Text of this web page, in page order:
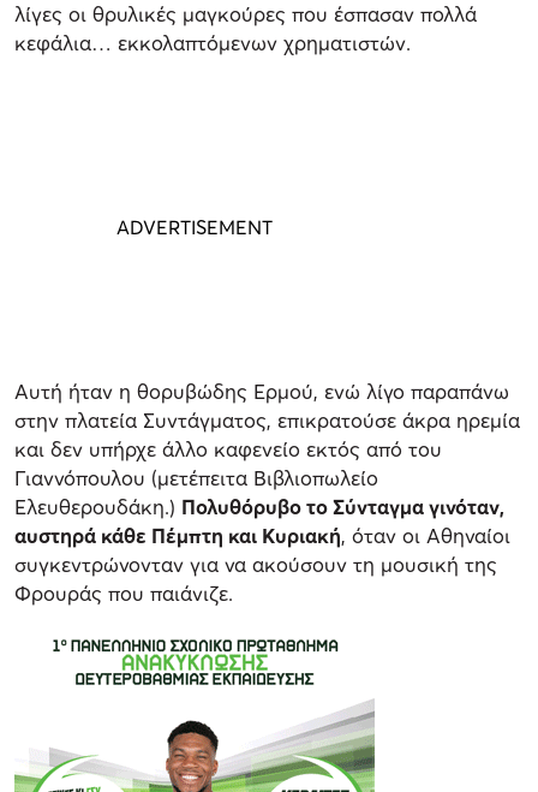
λίγες οι θρυλικές μαγκούρες που έσπασαν πολλά
κεφάλια… εκκολαπτόμενων χρηματιστών.
Αυτή ήταν η θορυβώδης Ερμού, ενώ λίγο παραπάνω
στην πλατεία Συντάγματος, επικρατούσε άκρα ηρεμία
και δεν υπήρχε άλλο καφενείο εκτός από του
Γιαννόπουλου (μετέπειτα Βιβλιοπωλείο
Ελευθερουδάκη.) Πολυθόρυβο το Σύνταγμα γινόταν,
αυστηρά κάθε Πέμπτη και Κυριακή, όταν οι Αθηναίοι
συγκεντρώνονταν για να ακούσουν τη μουσική της
Φρουράς που παιάνιζε.